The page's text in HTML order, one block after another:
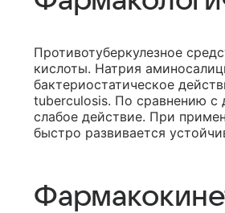
Противотуберкулезное
кислоты. Натрия
бактериостатическое
tuberculosis. По сравнению с
слабое действие. При
быстро развивается